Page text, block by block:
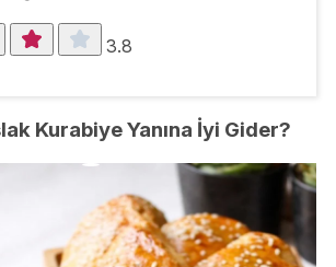
3.8
Kurabiye Yanına İyi Gider?